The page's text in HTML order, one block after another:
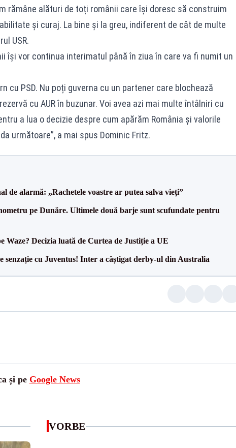
rămâne alături de toți românii care își doresc să construim
și curaj. La bine și la greu, indiferent de cât de multe
USR.
își vor continua interimatul până în ziua în care va fi numit un
cu PSD. Nu poți guverna cu un partener care blochează
cu AUR în buzunar. Voi avea azi mai multe întâlniri cu
a lua o decizie despre cum apărăm România și valorile
următoare”, a mai spus Dominic Fritz.
de alarmă: „Rachetele voastre ar putea salva vieți”
pe Dunăre. Ultimele două barje sunt scufundate pentru
Waze? Decizia luată de Curtea de Justiție a UE
senzație cu Juventus! Inter a câștigat derby-ul din Australia
și pe Google News
VORBE